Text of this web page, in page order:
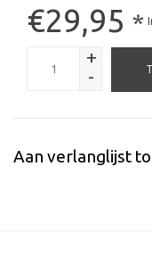
€29,95 *
+
-
Aan verlanglijst